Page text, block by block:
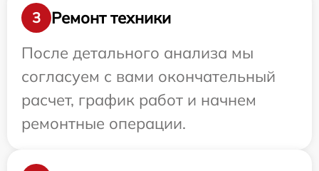
3
Ремонт техники
После детального анализа мы
согласуем с вами окончательный
расчет, график работ и начнем
ремонтные операции.